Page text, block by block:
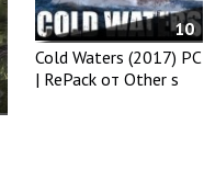
10
Cold Waters (2017) PC
| RePack от Other s